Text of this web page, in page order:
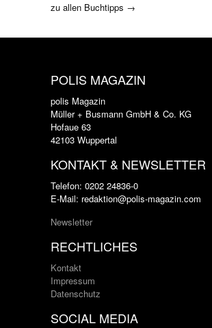
zu allen Buchtipps →
POLIS MAGAZIN
polis Magazin
Müller + Busmann GmbH & Co. KG
Hofaue 63
42103 Wuppertal
KONTAKT & NEWSLETTER
Telefon: 0202 24836-0
E-Mail: redaktion@polis-magazin.com
Newsletter
RECHTLICHES
Kontakt
Impressum
Datenschutz
SOCIAL MEDIA